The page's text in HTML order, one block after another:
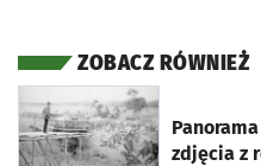
ZOBACZ RÓWNIEŻ
zdjęcia z
otworzy się w nowej karcie